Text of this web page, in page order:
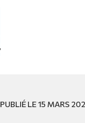
PUBLIÉ LE 15 MARS